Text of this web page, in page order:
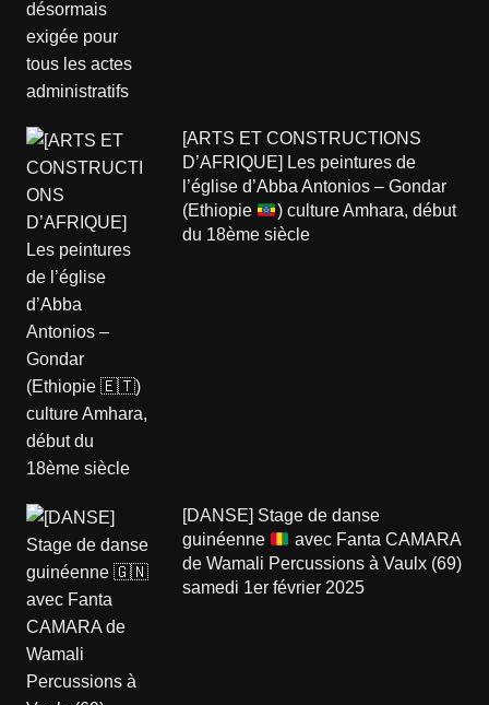
[ARTS ET CONSTRUCTIONS
D’AFRIQUE] Les peintures de
l’église d’Abba Antonios – Gondar
(Ethiopie
) culture Amhara, début
du 18ème siècle
[DANSE] Stage de danse
guinéenne
avec Fanta CAMARA
de Wamali Percussions à Vaulx (69)
samedi 1er février 2025